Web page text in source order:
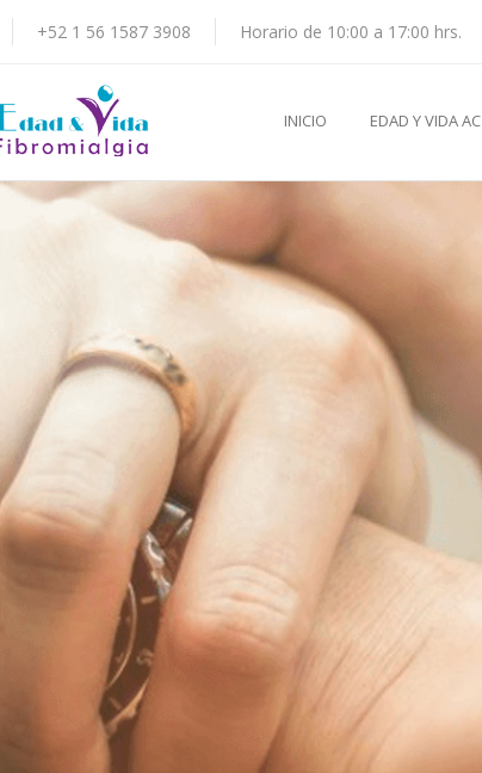
+52 1 56 1587 3908 Horario de 10:00 a 17:00 hrs.
INICIO EDAD Y VIDA AC